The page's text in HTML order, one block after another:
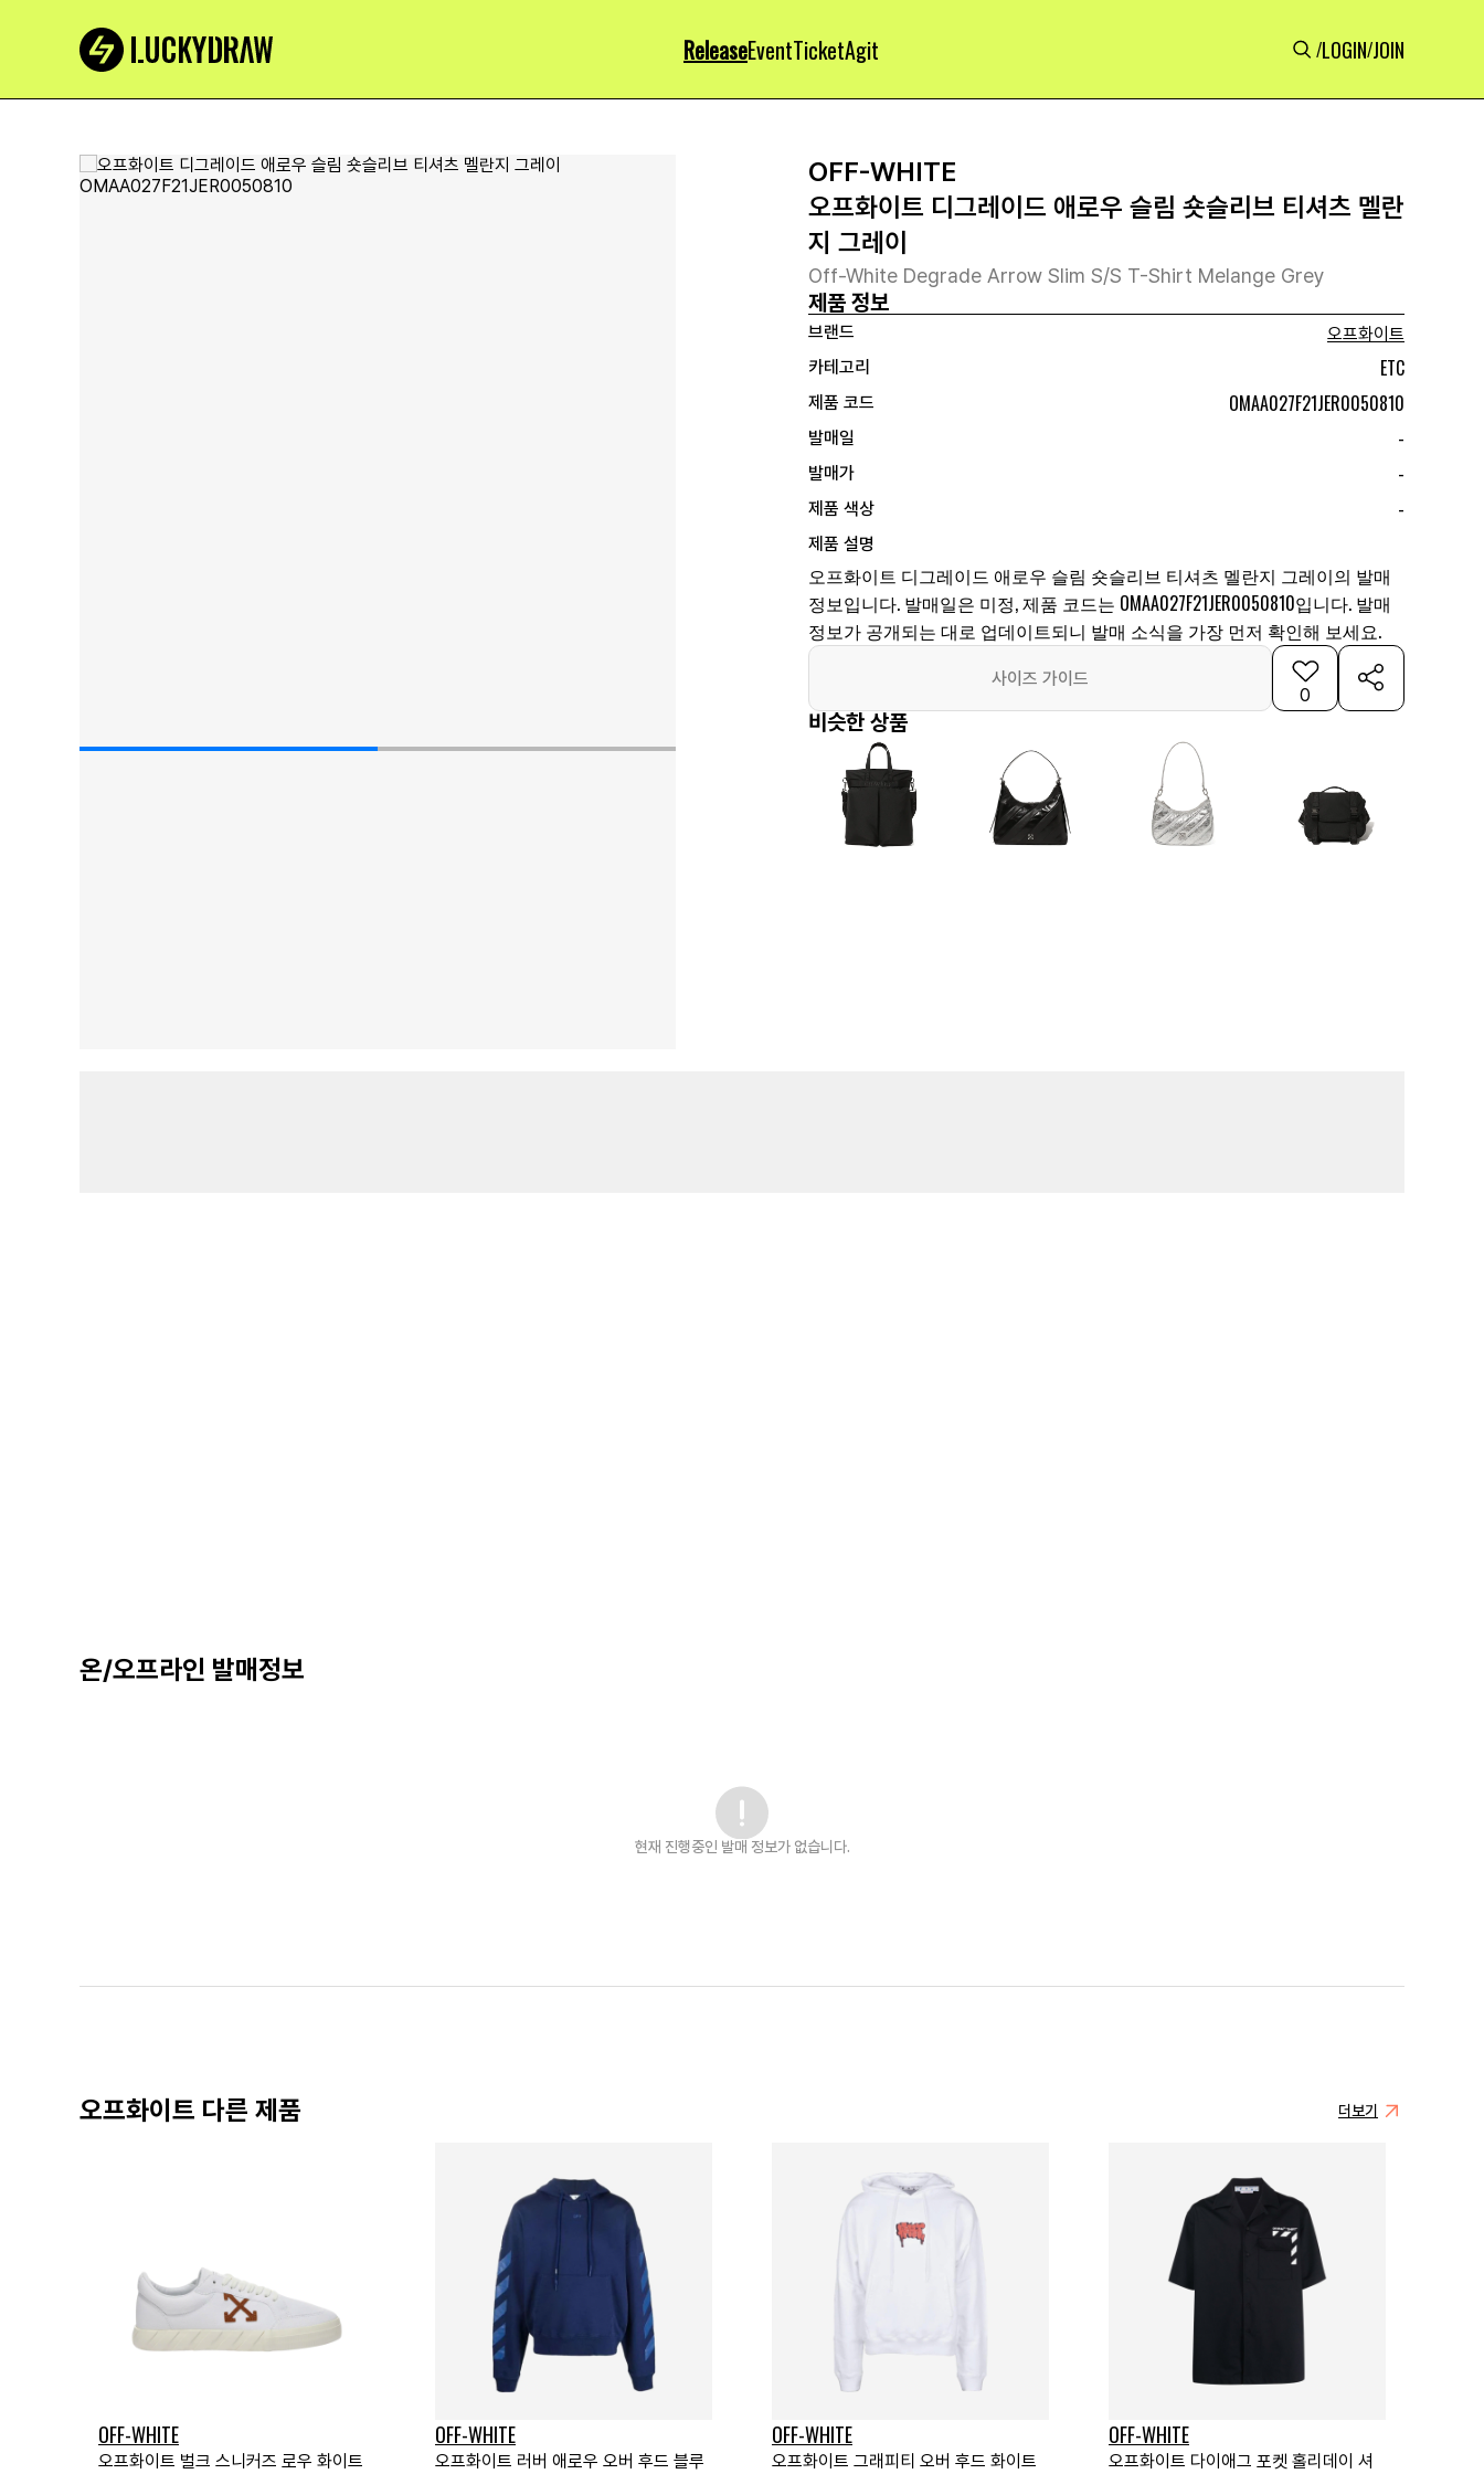
ReleaseEventTicketAgit /LOGIN/JOIN
OFF-WHITE
오프화이트 디그레이드 애로우 슬림 숏슬리브 티셔츠 멜란
지 그레이
Off-White Degrade Arrow Slim S/S T-Shirt Melange Grey
제품 정보
브랜드
오프화이트
카테고리
ETC
제품 코드 OMAA027F21JER0050810
발매일 -
발매가 -
제품 색상 -
제품 설명
오프화이트 디그레이드 애로우 슬림 숏슬리브 티셔츠 멜란지 그레이의 발매
정보입니다. 발매일은 미정, 제품 코드는 OMAA027F21JER0050810입니다. 발매
정보가 공개되는 대로 업데이트되니 발매 소식을 가장 먼저 확인해 보세요.
사이즈 가이드
0
비슷한 상품
온/오프라인 발매정보
현재 진행중인 발매 정보가 없습니다.
오프화이트 다른 제품 더보기
OFF-WHITE
오프화이트 벌크 스니커즈 로우 화이트
OFF-WHITE
오프화이트 러버 애로우 오버 후드 블루
OFF-WHITE
오프화이트 그래피티 오버 후드 화이트
OFF-WHITE
오프화이트 다이애그 포켓 홀리데이 셔